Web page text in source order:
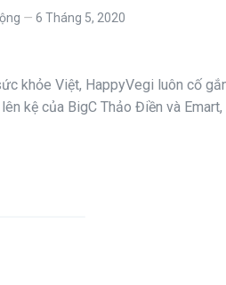
6 Tháng 5, 2020
khỏe Việt, HappyVegi luôn cố
kệ của BigC Thảo Điền và Emart,